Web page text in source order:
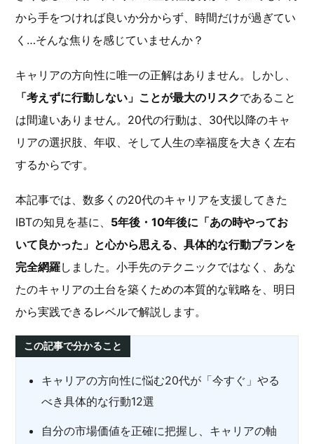
から手をつければ良いか分からず、時間だけが過ぎてい
く…そんな焦りを感じていませんか？
キャリアの方向性に唯一の正解はありません。しかし、
「考えずに行動しない」ことが最大のリスクであること
は間違いありません。20代の行動は、30代以降のキャ
リアの選択肢、年収、そして人生の幸福度を大きく左右
するからです。
本記事では、数多くの20代のキャリアを支援してきた
IBTの知見を基に、 5年後・10年後に「あの時やってお
いて良かった」と心から思える、具体的な行動プランを
完全網羅しました。小手先のテクニックではなく、あな
たのキャリアの土台を築くための本質的な戦略を、明日
から実践できるレベルで解説します。
この記事で分かること
キャリアの方向性に悩む20代が「今すぐ」やる
べき具体的な行動12選
自分の市場価値を正確に把握し、キャリアの軸